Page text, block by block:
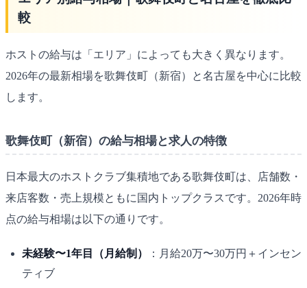
較
ホストの給与は「エリア」によっても大きく異なります。
2026年の最新相場を歌舞伎町（新宿）と名古屋を中心に比較
します。
歌舞伎町（新宿）の給与相場と求人の特徴
日本最大のホストクラブ集積地である歌舞伎町は、店舗数・
来店客数・売上規模ともに国内トップクラスです。2026年時
点の給与相場は以下の通りです。
未経験〜1年目（月給制）
：月給20万〜30万円＋インセン
ティブ